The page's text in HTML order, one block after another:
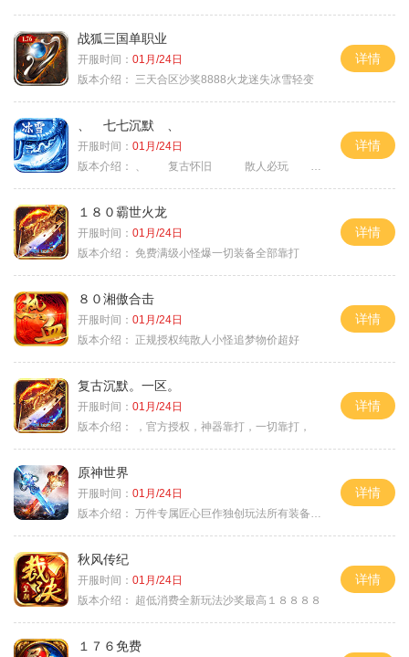
战狐三国单职业
开服时间： 01月/24日
版本介绍：
三天合区沙奖8888火龙迷失冰雪轻变
详情
、 七七沉默 、
开服时间： 01月/24日
版本介绍：
、 复古怀旧 散人必玩 、
详情
１８０霸世火龙
开服时间： 01月/24日
版本介绍： 免费满级小怪爆一切装备全部靠打
详情
８０湘傲合击
开服时间： 01月/24日
版本介绍：
正规授权纯散人小怪追梦物价超好
详情
复古沉默。一区。
开服时间： 01月/24日
版本介绍：
，官方授权，神器靠打，一切靠打，
详情
原神世界
开服时间： 01月/24日
版本介绍： 万件专属匠心巨作独创玩法所有装备靠打
详情
秋风传纪
开服时间： 01月/24日
版本介绍：
超低消费全新玩法沙奖最高１８８８８
详情
１７６免费